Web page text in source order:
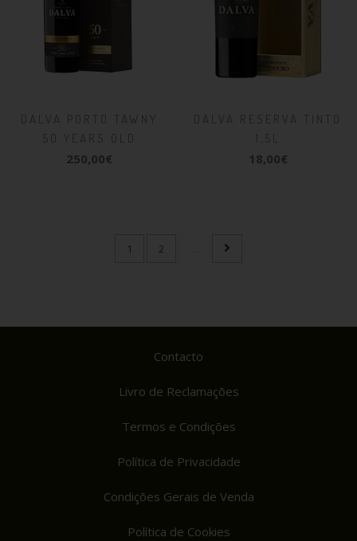
DALVA PORTO TAWNY
50 YEARS OLD
250,00€
DALVA RESERVA TINTO
1,5L
18,00€
1 2
Contacto
Livro de Reclamações
Termos e Condições
Política de Privacidade
Condições Gerais de Venda
Política de Cookies